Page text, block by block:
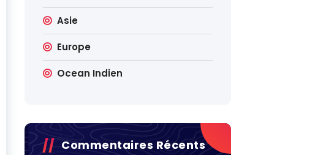
Asie
Europe
Ocean Indien
Commentaires Récents